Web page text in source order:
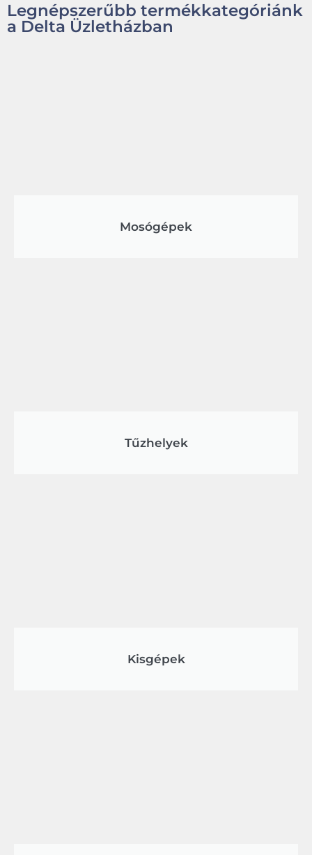
Legnépszerűbb termékkategóriánk
a Delta Üzletházban
Mosógépek
Tűzhelyek
Kisgépek